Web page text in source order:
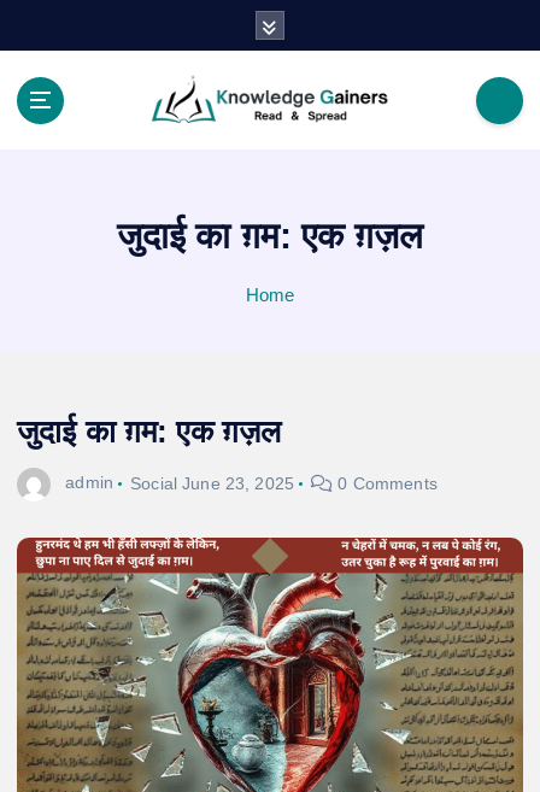
जुदाई का ग़म: एक ग़ज़ल
Home
जुदाई का ग़म: एक ग़ज़ल
admin Social June 23, 2025 0 Comments